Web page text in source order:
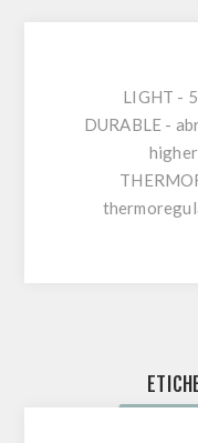
LIGHT -
DURABLE -